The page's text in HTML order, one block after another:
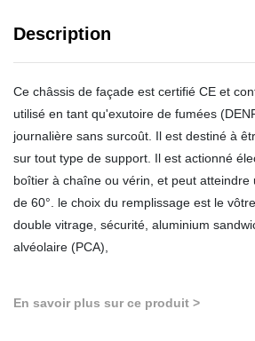
Description
Ce châssis de façade est certifié CE et
utilisé en tant qu'exutoire de fumées
journalière sans surcoût. Il est destiné à
sur tout type de support. Il est actionné
boîtier à chaîne ou vérin, et peut atteindre
de 60°. le choix du remplissage est le
double vitrage, sécurité, aluminium
alvéolaire (PCA),
En savoir plus sur ce produit >